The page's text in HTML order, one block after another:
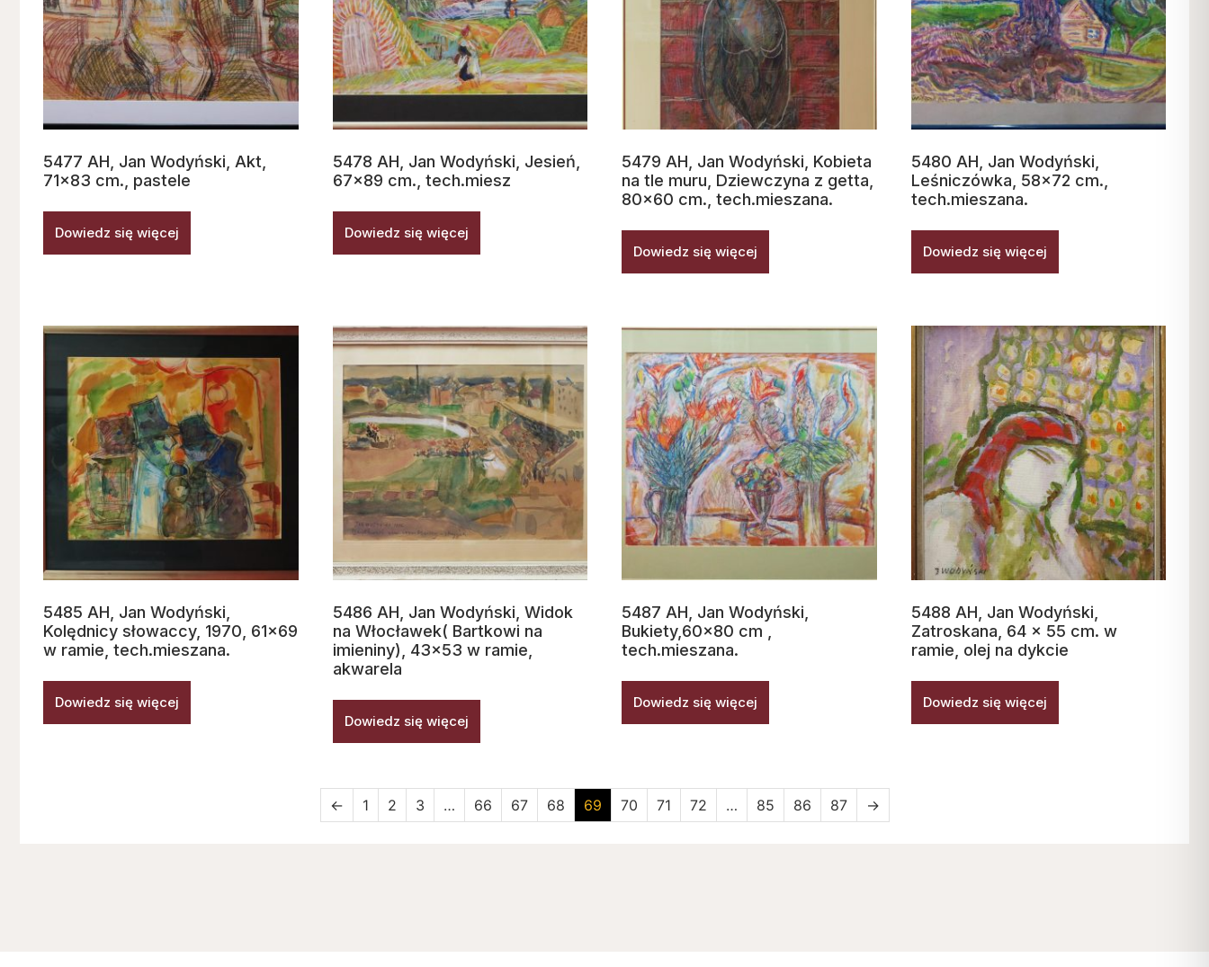
5477 AH, Jan Wodyński, Akt,
71×83 cm., pastele
Dowiedz się więcej
5478 AH, Jan Wodyński, Jesień,
67×89 cm., tech.miesz
Dowiedz się więcej
5479 AH, Jan Wodyński, Kobieta
na tle muru, Dziewczyna z getta,
80×60 cm., tech.mieszana.
Dowiedz się więcej
5480 AH, Jan Wodyński,
Leśniczówka, 58×72 cm.,
tech.mieszana.
Dowiedz się więcej
5485 AH, Jan Wodyński,
Kolędnicy słowaccy, 1970, 61×69
w ramie, tech.mieszana.
Dowiedz się więcej
5486 AH, Jan Wodyński, Widok
na Włocławek( Bartkowi na
imieniny), 43×53 w ramie,
akwarela
Dowiedz się więcej
5487 AH, Jan Wodyński,
Bukiety,60×80 cm ,
tech.mieszana.
Dowiedz się więcej
5488 AH, Jan Wodyński,
Zatroskana, 64 x 55 cm. w
ramie, olej na dykcie
Dowiedz się więcej
← 1 2 3 … 66 67 68 69 70 71 72 … 85 86 87 →